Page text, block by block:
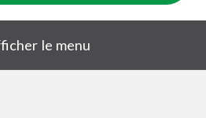
le menu